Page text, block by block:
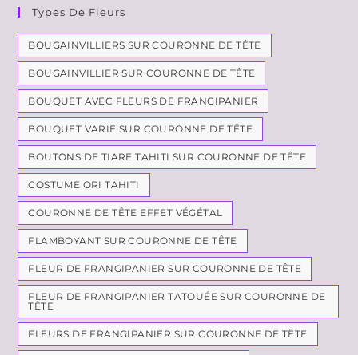
Types De Fleurs
BOUGAINVILLIERS SUR COURONNE DE TÊTE
BOUGAINVILLIER SUR COURONNE DE TÊTE
BOUQUET AVEC FLEURS DE FRANGIPANIER
BOUQUET VARIÉ SUR COURONNE DE TÊTE
BOUTONS DE TIARE TAHITI SUR COURONNE DE TÊTE
COSTUME ORI TAHITI
COURONNE DE TÊTE EFFET VÉGÉTAL
FLAMBOYANT SUR COURONNE DE TÊTE
FLEUR DE FRANGIPANIER SUR COURONNE DE TÊTE
FLEUR DE FRANGIPANIER TATOUÉE SUR COURONNE DE
TÊTE
FLEURS DE FRANGIPANIER SUR COURONNE DE TÊTE